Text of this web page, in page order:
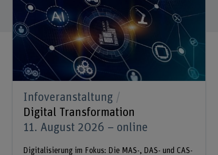
Infoveranstaltung
Digital Transformation
11. August 2026 – online
Digitalisierung im Fokus: Die MAS-, DAS- und CAS-